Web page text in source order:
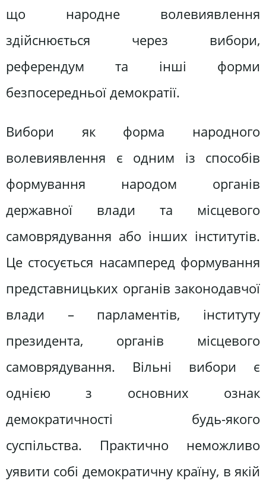
що народне волевиявлення
здійснюється через вибори,
референдум та інші форми
безпосередньої демократії.
Вибори як форма народного
волевиявлення є одним із способів
формування народом органів
державної влади та місцевого
самоврядування або інших інститутів.
Це стосується насамперед формування
представницьких органів законодавчої
влади – парламентів, інституту
президента, органів місцевого
самоврядування. Вільні вибори є
однією з основних ознак
демократичності будь-якого
суспільства. Практично неможливо
уявити собі демократичну країну, в якій